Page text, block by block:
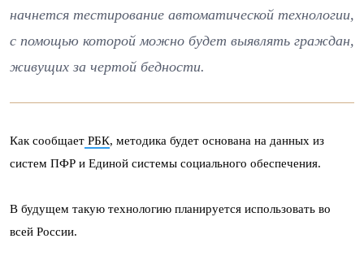
начнется тестирование автоматической технологии,
с помощью которой можно будет выявлять граждан,
живущих за чертой бедности.
Как сообщает РБК, методика будет основана на данных из
систем ПФР и Единой системы социального обеспечения.
В будущем такую технологию планируется использовать во
всей России.